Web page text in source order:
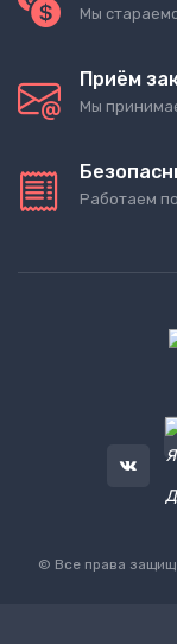
Мы
Приём
Мы
Работаем
© Все права